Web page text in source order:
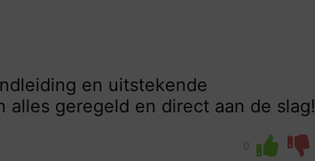
en uitstekende
geregeld en direct aan de slag!
0